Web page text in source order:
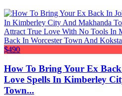
$490
How To Bring Your Ex
Love Spells In Kimberley
Town...